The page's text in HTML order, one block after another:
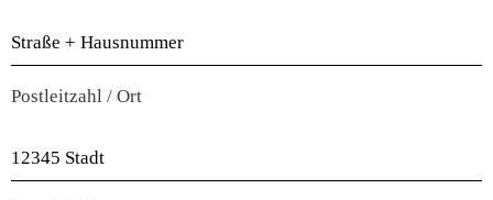
Postleitzahl / Ort